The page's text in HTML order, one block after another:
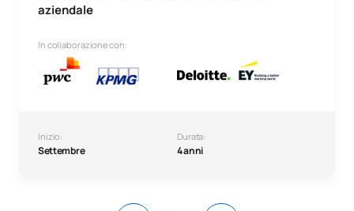
aziendale
In collaborazione con:
Inizio:
Settembre
Durata:
4 anni